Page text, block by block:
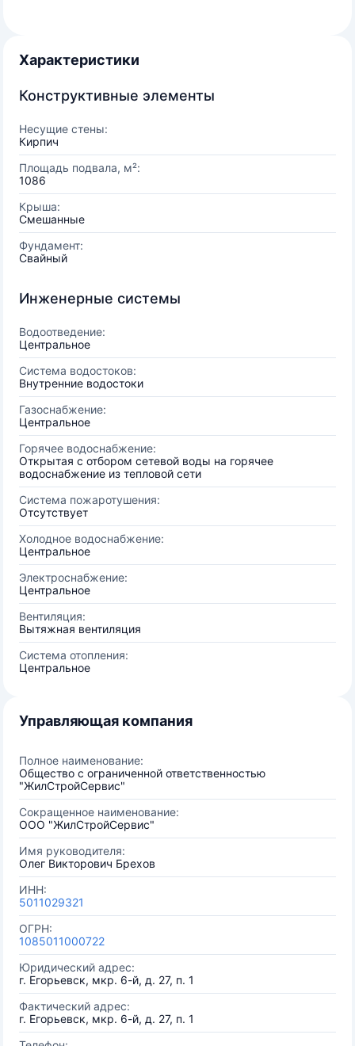
Характеристики
Конструктивные элементы
Несущие стены:
Кирпич
Площадь подвала, м²:
1086
Крыша:
Смешанные
Фундамент:
Свайный
Инженерные системы
Водоотведение:
Центральное
Система водостоков:
Внутренние водостоки
Газоснабжение:
Центральное
Горячее водоснабжение:
Открытая с отбором сетевой воды на горячее
водоснабжение из тепловой сети
Система пожаротушения:
Отсутствует
Холодное водоснабжение:
Центральное
Электроснабжение:
Центральное
Вентиляция:
Вытяжная вентиляция
Система отопления:
Центральное
Управляющая компания
Полное наименование:
Общество с ограниченной ответственностью
"ЖилСтройСервис"
Сокращенное наименование:
ООО "ЖилСтройСервис"
Имя руководителя:
Олег Викторович Брехов
ИНН:
5011029321
ОГРН:
1085011000722
Юридический адрес:
г. Егорьевск, мкр. 6-й, д. 27, п. 1
Фактический адрес:
г. Егорьевск, мкр. 6-й, д. 27, п. 1